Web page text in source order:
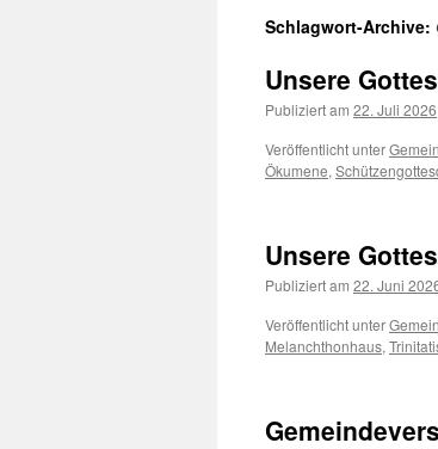
Schlagwort-Archive:
Unsere
Publiziert am 22. Juli 2026
Veröffentlicht unter
Ökumene,
Unsere
Publiziert am 22. Juni
Veröffentlicht unter
Melanchthonhaus,